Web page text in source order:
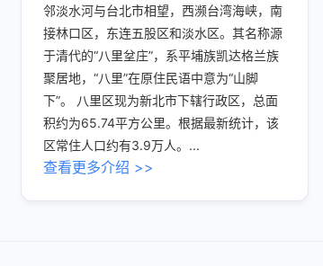
邻淡水河与台北市相望，西濒台湾海峡，南
接林口区，东连五股区和淡水区。其名称源
于清代的“八里坌庄”，系平埔族凯达格兰族
聚居地，“八里”在原住民语中意为“山脚
下”。 八里区现为新北市下辖行政区，总面
积约为65.74平方公里。根据最新统计，该
区常住人口约有3.9万人。...
查看更多介绍 >>